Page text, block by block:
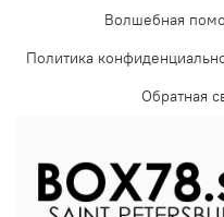
Волшебная
Политика
Обратная